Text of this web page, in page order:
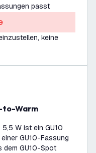
passt
keine
to-Warm
W ist ein GU10
GU10-Fassung
dem GU10-Spot